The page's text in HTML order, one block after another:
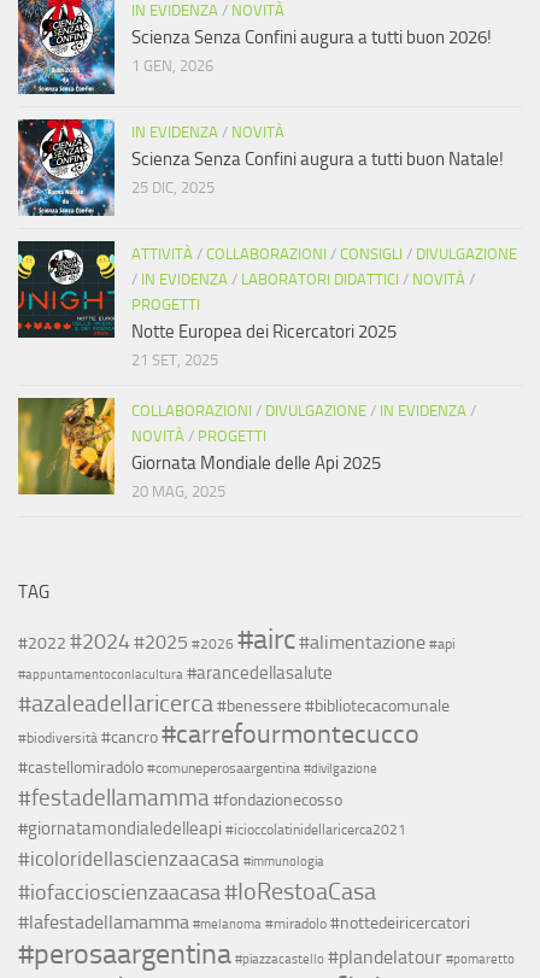
IN EVIDENZA / NOVITÀ
Scienza Senza Confini augura a tutti buon 2026!
1 GEN, 2026
IN EVIDENZA / NOVITÀ
Scienza Senza Confini augura a tutti buon Natale!
25 DIC, 2025
ATTIVITÀ / COLLABORAZIONI / CONSIGLI / DIVULGAZIONE
/ IN EVIDENZA / LABORATORI DIDATTICI / NOVITÀ /
PROGETTI
Notte Europea dei Ricercatori 2025
21 SET, 2025
COLLABORAZIONI / DIVULGAZIONE / IN EVIDENZA /
NOVITÀ / PROGETTI
Giornata Mondiale delle Api 2025
20 MAG, 2025
TAG
#2022 #2024#2025 #2026 #airc#alimentazione #api
#appuntamentoconlacultura #arancedellasalute
#azaleadellaricerca#benessere#bibliotecacomunale
#biodiversità #cancro#carrefourmontecucco
#castellomiradolo #comuneperosaargentina #divilgazione
#festadellamamma #fondazionecosso
#giornatamondialedelleapi #icioccolatinidellaricerca2021
#icoloridellascienzaacasa #immunologia
#iofaccioscienzaacasa#IoRestoaCasa
#lafestadellamamma #melanoma #miradolo #nottedeiricercatori
#perosaargentina #piazzacastello #plandelatour #pomaretto